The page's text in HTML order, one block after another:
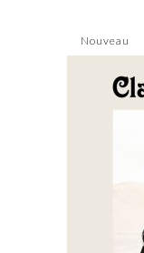
Nouveau